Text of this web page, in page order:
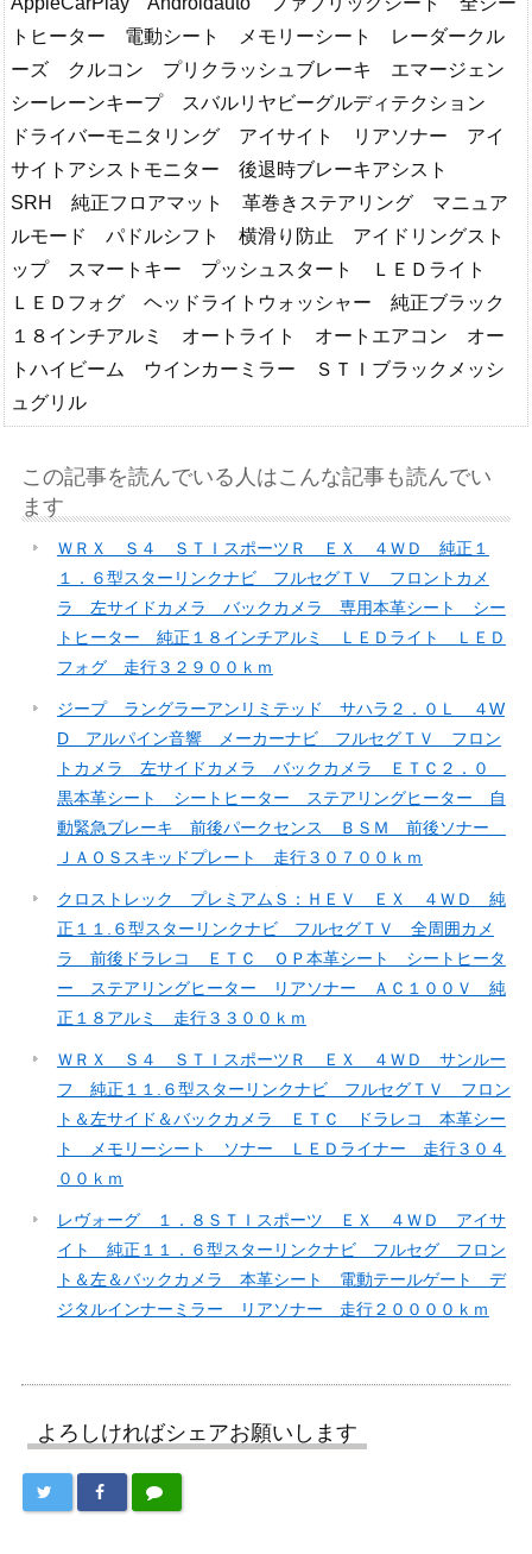
トヒーター 電動シート メモリーシート レーダークル
ーズ クルコン プリクラッシュブレーキ エマージェン
シーレーンキープ スバルリヤビーグルディテクション
ドライバーモニタリング アイサイト リアソナー アイ
サイトアシストモニター 後退時ブレーキアシスト
SRH 純正フロアマット 革巻きステアリング マニュア
ルモード パドルシフト 横滑り防止 アイドリングスト
ップ スマートキー プッシュスタート ＬＥＤライト
ＬＥＤフォグ ヘッドライトウォッシャー 純正ブラック
１８インチアルミ オートライト オートエアコン オー
トハイビーム ウインカーミラー ＳＴＩブラックメッシ
ュグリル
この記事を読んでいる人はこんな記事も読んでい
ます
ＷＲＸ Ｓ４ ＳＴＩスポーツＲ ＥＸ ４ＷＤ 純正１
１．６型スターリンクナビ フルセグＴＶ フロントカメ
ラ 左サイドカメラ バックカメラ 専用本革シート シー
トヒーター 純正１８インチアルミ ＬＥＤライト ＬＥＤ
フォグ 走行３２９００ｋｍ
ジープ ラングラーアンリミテッド サハラ２．０Ｌ ４W
D アルパイン音響 メーカーナビ フルセグＴＶ フロン
トカメラ 左サイドカメラ バックカメラ ＥＴＣ２．０
黒本革シート シートヒーター ステアリングヒーター 自
動緊急ブレーキ 前後パークセンス ＢＳＭ 前後ソナー
ＪＡＯＳスキッドプレート 走行３０７００ｋｍ
クロストレック プレミアムＳ：ＨＥＶ ＥＸ ４ＷＤ 純
正１１.６型スターリンクナビ フルセグＴＶ 全周囲カメ
ラ 前後ドラレコ ＥＴＣ ＯＰ本革シート シートヒータ
ー ステアリングヒーター リアソナー ＡＣ１００Ｖ 純
正１８アルミ 走行３３００ｋｍ
ＷＲＸ Ｓ４ ＳＴＩスポーツＲ ＥＸ ４ＷＤ サンルー
フ 純正１１.６型スターリンクナビ フルセグＴＶ フロン
ト＆左サイド＆バックカメラ ＥＴＣ ドラレコ 本革シー
ト メモリーシート ソナー ＬＥＤライナー 走行３０４
００ｋｍ
レヴォーグ １．８ＳＴＩスポーツ ＥＸ ４ＷＤ アイサ
イト 純正１１．６型スターリンクナビ フルセグ フロン
ト＆左＆バックカメラ 本革シート 電動テールゲート デ
ジタルインナーミラー リアソナー 走行２００００ｋｍ
よろしければシェアお願いします